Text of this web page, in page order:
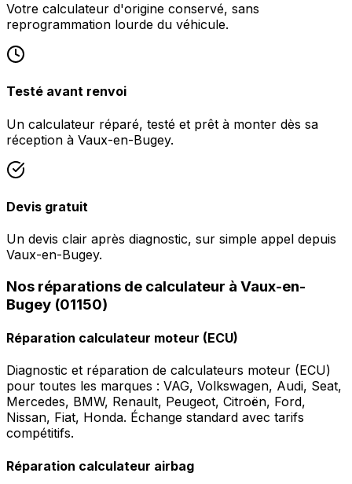
Votre calculateur d'origine conservé, sans
reprogrammation lourde du véhicule.
Testé avant renvoi
Un calculateur réparé, testé et prêt à monter dès sa
réception à Vaux-en-Bugey.
Devis gratuit
Un devis clair après diagnostic, sur simple appel depuis
Vaux-en-Bugey.
Nos réparations de calculateur à Vaux-en-
Bugey (01150)
Réparation calculateur moteur (ECU)
Diagnostic et réparation de calculateurs moteur (ECU)
pour toutes les marques : VAG, Volkswagen, Audi, Seat,
Mercedes, BMW, Renault, Peugeot, Citroën, Ford,
Nissan, Fiat, Honda. Échange standard avec tarifs
compétitifs.
Réparation calculateur airbag